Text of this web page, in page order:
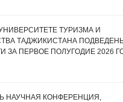
ТУРИЗМА И
ТАДЖИКИСТАНА
ЗА ПЕРВОЕ ПОЛУГОДИЕ 2026
НАУЧНАЯ КОНФЕРЕНЦИЯ,